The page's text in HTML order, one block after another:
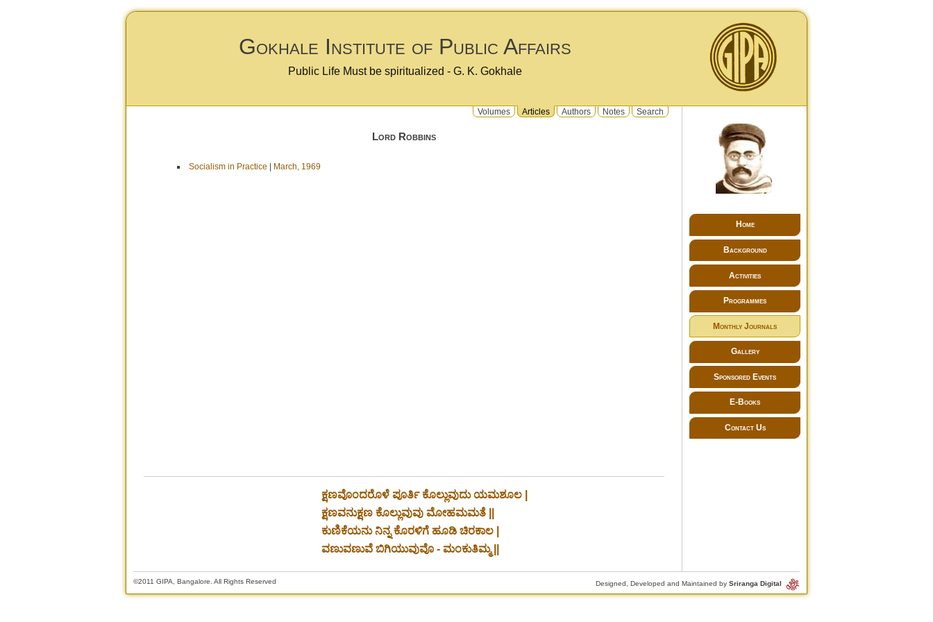
Gokhale Institute of Public Affairs
Public Life Must be spiritualized - G. K. Gokhale
Volumes Articles Authors Notes Search
Lord Robbins
Socialism in Practice March, 1969
ಕ್ಷಣವೊಂದರೊಳೆ ಪೂರ್ತಿ ಕೊಲ್ಲುವುದು ಯಮಶೂಲ |
ಕ್ಷಣವನುಕ್ಷಣ ಕೊಲ್ಲುವುವು ಮೋಹಮಮತೆ ||
ಕುಣಿಕೆಯನು ನಿನ್ನ ಕೊರಳಿಗೆ ಹೂಡಿ ಚಿರಕಾಲ |
ವಣುವಣುವೆ ಬಿಗಿಯುವುವೊ - ಮಂಕುತಿಮ್ಮ ||
Home
Background
Activities
Programmes
Monthly Journals
Gallery
Sponsored Events
E-Books
Contact Us
©2011 GIPA, Bangalore. All Rights Reserved Designed, Developed and Maintained bySriranga Digital